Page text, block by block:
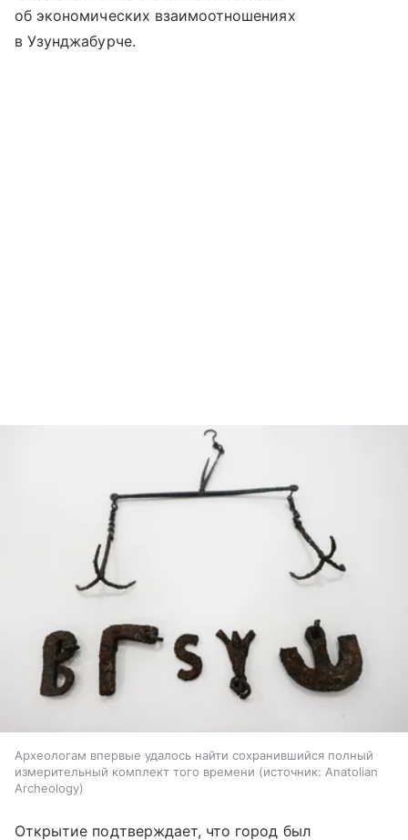
об экономических взаимоотношениях
в Узунджабурче.
Археологам впервые удалось найти сохранившийся полный
измерительный комплект того времени
источник: Anatolian
Archeology
Открытие подтверждает, что город был